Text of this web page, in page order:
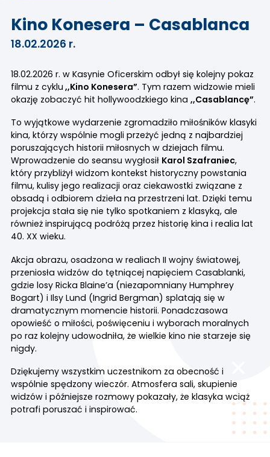
Kino Konesera – Casablanca
18.02.2026 r.
18.02.2026 r. w Kasynie Oficerskim odbył się kolejny pokaz
filmu z cyklu ,,Kino Konesera”. Tym razem widzowie mieli
okazję zobaczyć hit hollywoodzkiego kina ,,Casablancę”.
To wyjątkowe wydarzenie zgromadziło miłośników klasyki
kina, którzy wspólnie mogli przeżyć jedną z najbardziej
poruszających historii miłosnych w dziejach filmu.
Wprowadzenie do seansu wygłosił Karol Szafraniec,
który przybliżył widzom kontekst historyczny powstania
filmu, kulisy jego realizacji oraz ciekawostki związane z
obsadą i odbiorem dzieła na przestrzeni lat. Dzięki temu
projekcja stała się nie tylko spotkaniem z klasyką, ale
również inspirującą podróżą przez historię kina i realia lat
40. XX wieku.
Akcja obrazu, osadzona w realiach II wojny światowej,
przeniosła widzów do tętniącej napięciem Casablanki,
gdzie losy Ricka Blaine’a (niezapomniany Humphrey
Bogart) i Ilsy Lund (Ingrid Bergman) splatają się w
dramatycznym momencie historii. Ponadczasowa
opowieść o miłości, poświęceniu i wyborach moralnych
po raz kolejny udowodniła, że wielkie kino nie starzeje się
nigdy.
Dziękujemy wszystkim uczestnikom za obecność i
wspólnie spędzony wieczór. Atmosfera sali, skupienie
widzów i późniejsze rozmowy pokazały, że klasyka wciąż
potrafi poruszać i inspirować.